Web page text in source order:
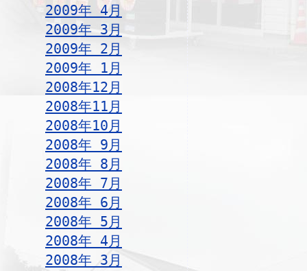
2009年 4月
2009年 3月
2009年 2月
2009年 1月
2008年12月
2008年11月
2008年10月
2008年 9月
2008年 8月
2008年 7月
2008年 6月
2008年 5月
2008年 4月
2008年 3月